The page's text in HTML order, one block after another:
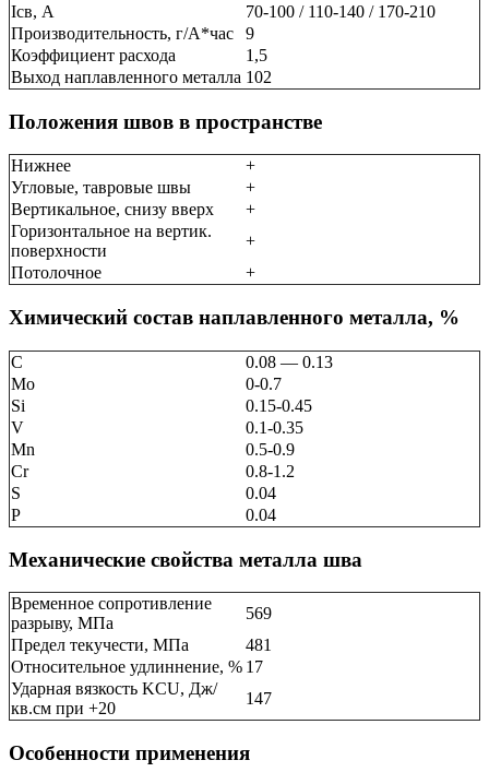
Ісв, А
70-100 / 110-140 / 170-210
Производительность, г/А*час
9
Коэффициент расхода
1,5
Выход наплавленного металла 102
Положения швов в пространстве
Нижнее
+
Угловые, тавровые швы
+
Вертикальное, снизу вверх
+
Горизонтальное на вертик.
поверхности
+
Потолочное
+
Химический состав наплавленного металла, %
C
0.08 — 0.13
Mo
0-0.7
Si
0.15-0.45
V
0.1-0.35
Mn
0.5-0.9
Cr
0.8-1.2
S
0.04
P
0.04
Механические свойства металла шва
Временное сопротивление
разрыву, МПа
569
Предел текучести, МПа
481
Относительное удлиннение, % 17
Ударная вязкость KCU, Дж/
кв.см при +20
147
Особенности применения